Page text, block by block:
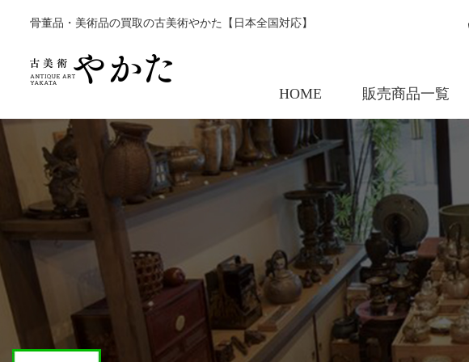
骨董品・美術品の買取の古美術やかた【日本全国対応】
HOME 販売商品一覧